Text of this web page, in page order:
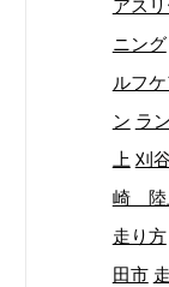
アスリ
ニング
ルフ
ン ラ
上 刈
崎 陸
走り方
田市